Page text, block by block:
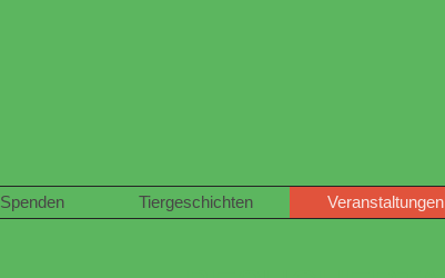
Spenden Tiergeschichten Veranstaltungen